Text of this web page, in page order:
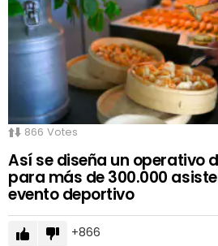
866 Votes
Así se diseña un operativo
para más de 300.000
evento deportivo
866